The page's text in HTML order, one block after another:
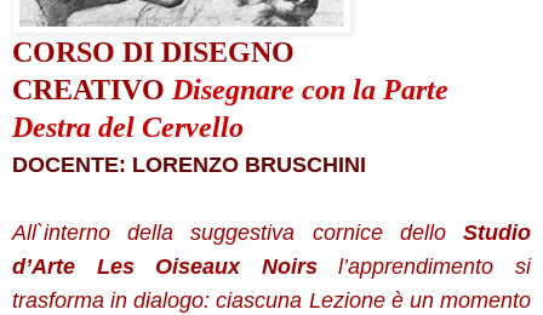
CORSO DI DISEGNO
CREATIVO Disegnare con la Parte
Destra del Cervello
DOCENTE: LORENZO BRUSCHINI
All`interno della suggestiva cornice dello Studio
d’Arte Les Oiseaux Noirs
l’apprendimento si
trasforma in dialogo: ciascuna Lezione è un momento